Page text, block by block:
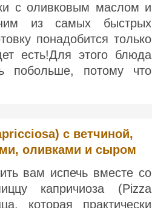
с оливковым маслом и
из самых быстрых
понадобится только
есть!Для этого блюда
побольше, потому что
с ветчиной,
оливками и сыром
вам испечь вместе со
капричиоза (Pizza
которая практически